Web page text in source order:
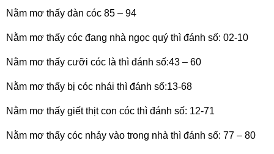
Nằm mơ thấy đàn cóc 85 – 94
Nằm mơ thấy cóc đang nhà ngọc quý thì đánh số: 02-10
Nằm mơ thấy cưỡi cóc là thì đánh số:43 – 60
Nằm mơ thấy bị cóc nhái thì đánh số:13-68
Nằm mơ thấy giết thịt con cóc thì đánh số: 12-71
Nằm mơ thấy cóc nhảy vào trong nhà thì đánh số: 77 – 80